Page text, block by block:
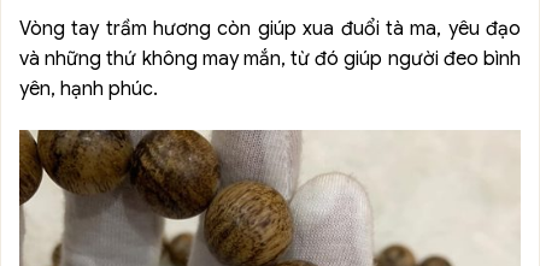
Vòng tay trầm hương còn giúp xua đuổi tà ma, yêu đạo
và những thứ không may mắn, từ đó giúp người đeo bình
yên, hạnh phúc.